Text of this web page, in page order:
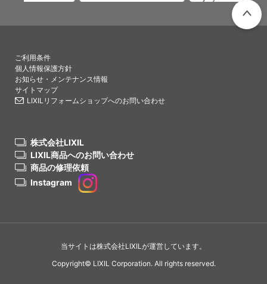
ご利用条件
個人情報保護方針
お知らせ・メンテナンス情報
サイトマップ
LIXILリフォームショップへのお問い合わせ
株式会社LIXIL
LIXIL商品へのお問い合わせ
商品の修理依頼
Instagram
当サイトは株式会社LIXILが運営しています。
Copyright© LIXIL Corporation. All rights reserved.